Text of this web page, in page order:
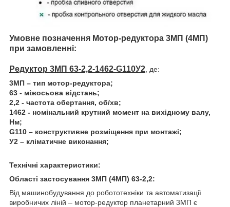
Умовне позначення Мотор-редуктора 3МП (4МП)
при замовленні:
Редуктор 3МП 63-2,2-1462-G110У2 , де:
3МП – тип мотор-редуктора;
63 - міжосьова відстань;
2,2 - частота обертання, об/хв;
1462 - номінальний крутний момент на вихідному валу,
Нм;
G110 – конструктивне розміщення при монтажі;
У2 – кліматичне виконання;
Технічні характеристики:
Області застосування 3МП (4МП) 63-2,2:
Від машинобудування до робототехніки та автоматизації
виробничих ліній – мотор-редуктор планетарний 3МП є